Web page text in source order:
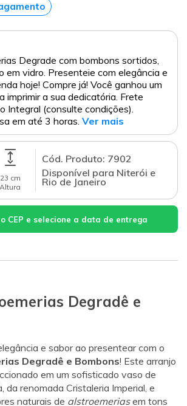
Degrade com bombons sortidos,
em vidro. Presenteie com elegância e
hoje! Compre já! Você ganhou um
imprimir a sua dedicatória. Frete
Integral (consulte condições).
em até 3 horas. Ver mais
23 cm
Altura
Cód. Produto: 7902
Disponível para Niterói e
Rio de Janeiro
CEP e selecione a data de entrega
Degradê e
e sabor ao presentear com o
Degradê e Bombons! Este arranjo
em um sofisticado vaso de
da renomada Cristaleria Imperial, e
naturais de alstroemeriasem tons